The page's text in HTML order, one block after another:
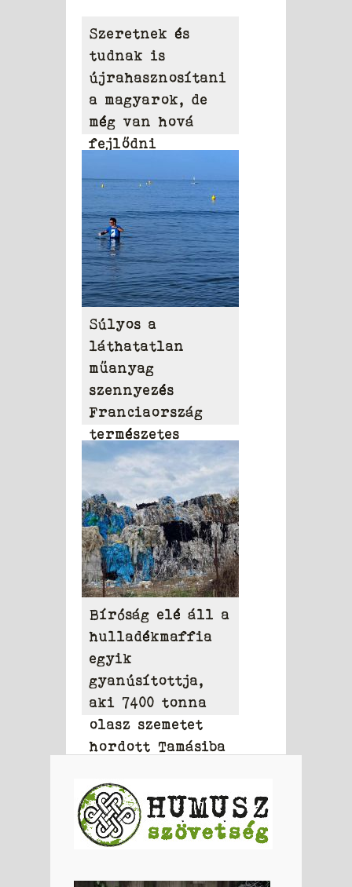
Szeretnek és
tudnak is
újrahasznosítani
a magyarok, de
még van hová
fejlődni
Súlyos a
láthatatlan
műanyag
szennyezés
Franciaország
természetes
vizeiben
Bíróság elé áll a
hulladékmaffia
egyik
gyanúsítottja,
aki 7400 tonna
olasz szemetet
hordott Tamásiba